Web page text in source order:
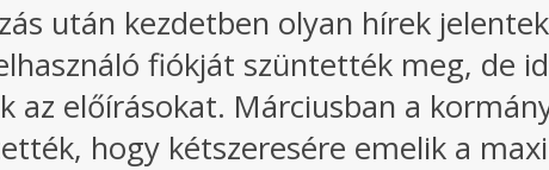
után kezdetben olyan hírek
fiókját szüntették meg, de
előírásokat. Márciusban a
hogy kétszeresére emelik a